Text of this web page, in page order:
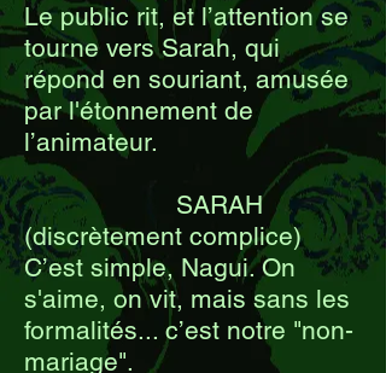
Le public rit, et l’attention se
tourne vers Sarah, qui
répond en souriant, amusée
par l'étonnement de
l’animateur.
SARAH
(discrètement complice)
C’est simple, Nagui. On
s'aime, on vit, mais sans les
formalités... c’est notre "non-
mariage".